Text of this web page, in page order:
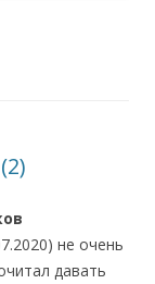
не очень
давать